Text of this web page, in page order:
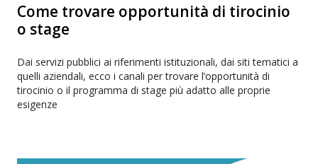
Come trovare opportunità di tirocinio
o stage
Dai servizi pubblici ai riferimenti istituzionali, dai siti tematici a
quelli aziendali, ecco i canali per trovare l’opportunità di
tirocinio o il programma di stage più adatto alle proprie
esigenze